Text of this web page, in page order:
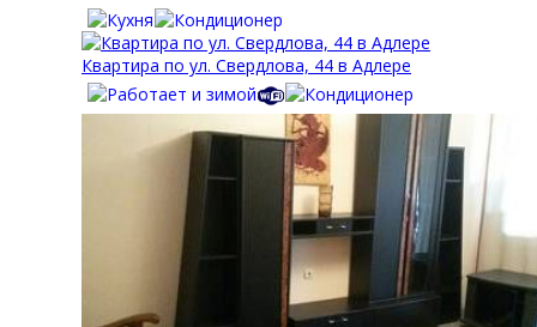
Квартира по ул. Свердлова, 44 в Адлере